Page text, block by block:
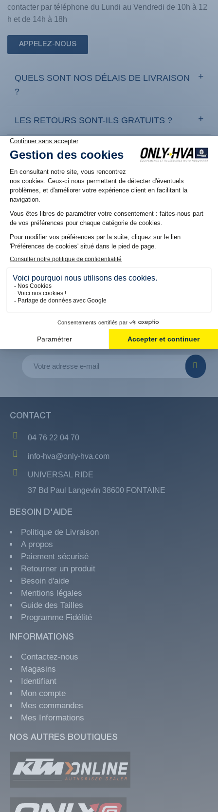
contacter par téléphone du Lundi au Vendredi de 10h à 12
h et de 14h à 18h
APPELEZ-NOUS
QUELS SONT NOS DÉLAIS DE LIVRAISON
?
LES RETOURS SONT-ILS GRATUITS ?
COMMENT RETOURNER UN PRODUIT ?
NOS RÉSEAUX
Suivez nous sur nos réseaux pour découvrir les dernières
offres et promos
5% DE REMISE OFFERT
SUR VOTRE PREMIÈRE COMMANDE
En vous inscrivant à notre Newsletter
CONTACT
04 76 22 04 70
info-hva@only-hva.com
UNIVERSAL RIDE
37 Bd Paul Langevin 38600 FONTAINE
BESOIN D'AIDE
Politique de Livraison
A propos
Paiement sécurisé
Retourner un produit
Besoin d'aide
Mentions légales
Guide des Tailles
Programme Fidélité
INFORMATIONS
Contactez-nous
Magasins
Identifiant
Mon compte
Mes commandes
Mes Informations
NOS AUTRES BOUTIQUES